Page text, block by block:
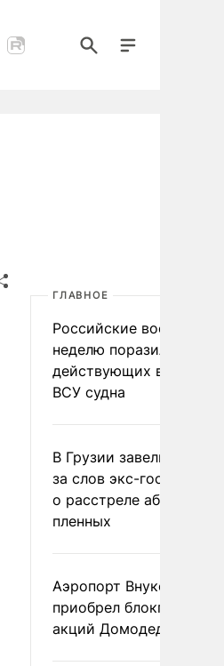
ГЛАВНОЕ
Российские военные за
неделю поразили 34
действующих в
ВСУ судна
В Грузии завели дело
за слов экс-
о расстреле абхазских
пленных
Аэропорт Внуково
приобрел блокпакет
акций Домодедово